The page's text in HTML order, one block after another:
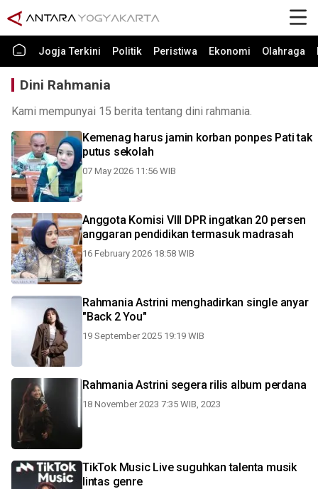
Jogja Terkini Politik Peristiwa Ekonomi Olahraga
Dini Rahmania
Kami mempunyai 15 berita tentang dini rahmania.
Kemenag harus jamin korban ponpes Pati tak
putus sekolah
07 May 2026 11:56 WIB
Anggota Komisi VIII DPR ingatkan 20 persen
anggaran pendidikan termasuk madrasah
16 February 2026 18:58 WIB
Rahmania Astrini menghadirkan single anyar
"Back 2 You"
19 September 2025 19:19 WIB
Rahmania Astrini segera rilis album perdana
18 November 2023 7:35 WIB, 2023
TikTok Music Live suguhkan talenta musik
lintas genre